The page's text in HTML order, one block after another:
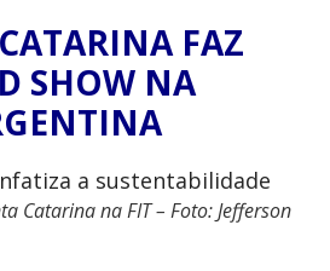
FAZ
SHOW NA
Catarina na FIT – Foto: Jefferson